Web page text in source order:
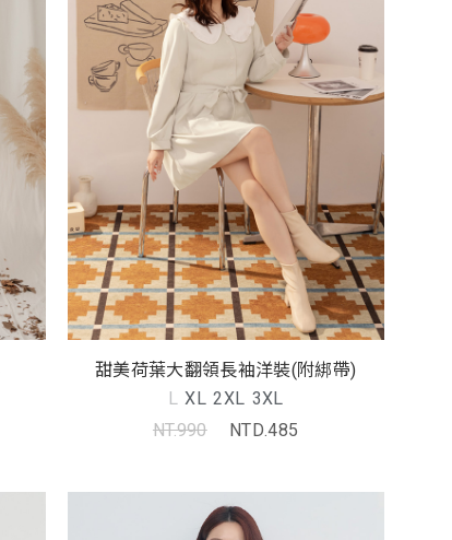
甜美荷葉大翻領長袖洋裝(附綁帶)
L XL 2XL 3XL
NT.990
NTD.485